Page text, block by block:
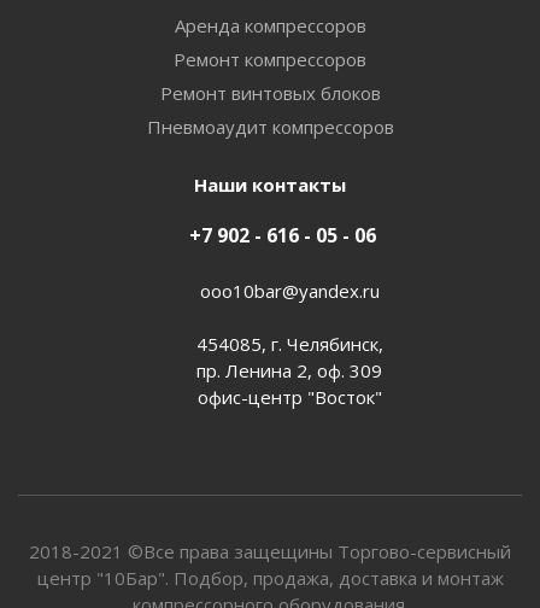
Аренда компрессоров
Ремонт компрессоров
Ремонт винтовых блоков
Пневмоаудит компрессоров
Наши контакты
+7 902 - 616 - 05 - 06
ooo10bar@yandex.ru
454085, г. Челябинск,
пр. Ленина 2, оф. 309
офис-центр "Восток"
2018-2021 ©Все права защещины Торгово-сервисный
центр "10Бар". Подбор, продажа, доставка и монтаж